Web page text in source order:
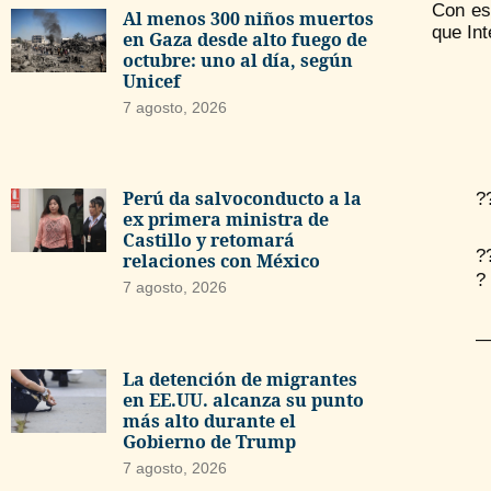
Al menos 300 niños muertos
en Gaza desde alto fuego de
octubre: uno al día, según
Unicef
7 agosto, 2026
Perú da salvoconducto a la
ex primera ministra de
Castillo y retomará
relaciones con México
7 agosto, 2026
La detención de migrantes
en EE.UU. alcanza su punto
más alto durante el
Gobierno de Trump
7 agosto, 2026
Con
que
?
—